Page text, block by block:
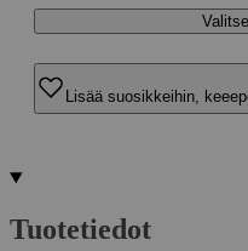
Lisää suosikkeihin,
Tuotetiedot